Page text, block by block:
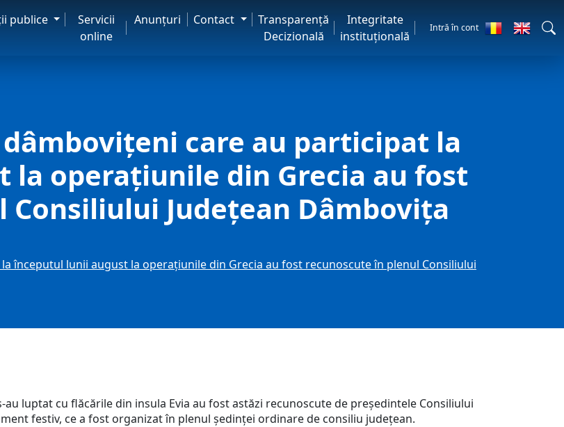
publice
Servicii
online
Anunţuri Contact
Transparență
Decizională
Integritate
instituțională
Intră în cont
care au participat la
operațiunile din Grecia au fost
Județean Dâmbovița
începutul lunii august la operațiunile din Grecia au fost recunoscute în plenul Consiliului
luptat cu flăcările din insula Evia au fost astăzi recunoscute de președintele Consiliului
festiv, ce a fost organizat în plenul ședinței ordinare de consiliu județean.